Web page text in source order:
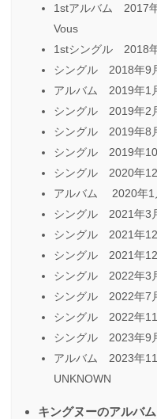
1stアルバム 2017
Vous
1stシングル 2018
シングル 2018年9
アルバム 2019年1
シングル 2019年2
シングル 2019年8
シングル 2019年
シングル 2020年
アルバム 2020年1
シングル 2021年3
シングル 2021年
シングル 2021年
シングル 2022年3
シングル 2022年7
シングル 2022年
シングル 2023年9
アルバム 2023年11
UNKNOWN
キングヌーのアルバ